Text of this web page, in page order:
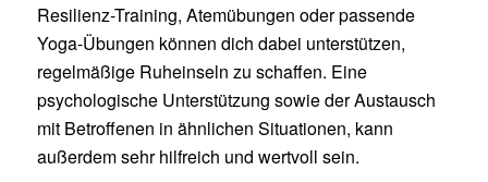
Resilienz-Training, Atemübungen oder passende
Yoga-Übungen können dich dabei unterstützen,
regelmäßige Ruheinseln zu schaffen. Eine
psychologische Unterstützung sowie der Austausch
mit Betroffenen in ähnlichen Situationen, kann
außerdem sehr hilfreich und wertvoll sein.